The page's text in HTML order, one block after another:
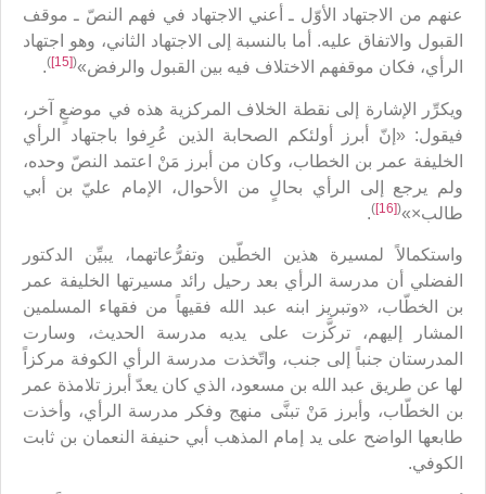
عنهم من الاجتهاد الأوّل ـ أعني الاجتهاد في فهم النصّ ـ موقف
القبول والاتفاق عليه. أما بالنسبة إلى الاجتهاد الثاني، وهو اجتهاد
الرأي، فكان موقفهم الاختلاف فيه بين القبول والرفض»(
[15]
)
.
ويكرِّر الإشارة إلى نقطة الخلاف المركزية هذه في موضعٍ آخر،
فيقول: «إنّ أبرز أولئكم الصحابة الذين عُرِفوا باجتهاد الرأي
الخليفة عمر بن الخطاب، وكان من أبرز مَنْ اعتمد النصّ وحده،
ولم يرجع إلى الرأي بحالٍ من الأحوال، الإمام عليّ بن أبي
طالب×»(
[16]
)
.
واستكمالاً لمسيرة هذين الخطّين وتفرُّعاتهما، يبيِّن الدكتور
الفضلي أن مدرسة الرأي بعد رحيل رائد مسيرتها الخليفة عمر
بن الخطّاب، «وتبريز ابنه عبد الله فقيهاً من فقهاء المسلمين
المشار إليهم، تركَّزت على يديه مدرسة الحديث، وسارت
المدرستان جنباً إلى جنب، واتّخذت مدرسة الرأي الكوفة مركزاً
لها عن طريق عبد الله بن مسعود، الذي كان يعدّ أبرز تلامذة عمر
بن الخطّاب، وأبرز مَنْ تبنَّى منهج وفكر مدرسة الرأي، وأخذت
طابعها الواضح على يد إمام المذهب أبي حنيفة النعمان بن ثابت
الكوفي.